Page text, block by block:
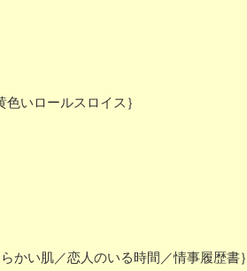
いロールスロイス｝
い肌／恋人のいる時間／情事履歴書｝